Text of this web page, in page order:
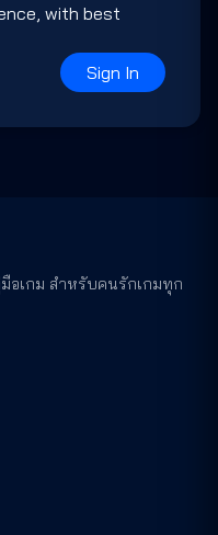
with best
Sign In
อเกม สำหรับคนรักเกมทุก